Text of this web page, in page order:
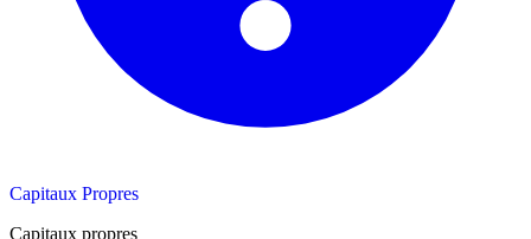
Capitaux Propres
Capitaux propres